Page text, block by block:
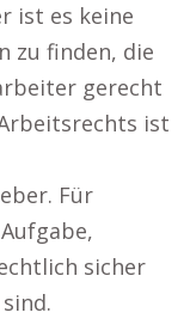
ist es keine
zu finden, die
gerecht
ist
Für
sicher